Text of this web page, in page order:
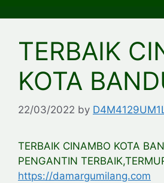
TERBAIK
KOTA
22/03/2022 by
TERBAIK CINAMBO KOTA
PENGANTIN
https://damargumilang.com